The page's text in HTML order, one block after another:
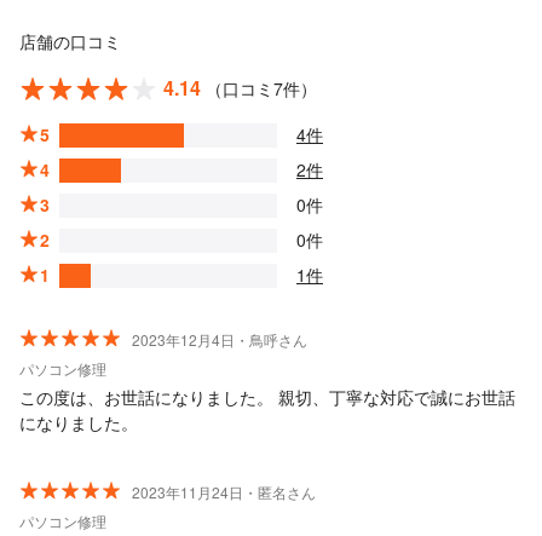
店舗の口コミ
4.14
（口コミ7件）
5
4件
4
2件
3
0件
2
0件
1
1件
2023年12月4日・鳥呼さん
パソコン修理
この度は、お世話になりました。 親切、丁寧な対応で誠にお世話
になりました。
2023年11月24日・匿名さん
パソコン修理